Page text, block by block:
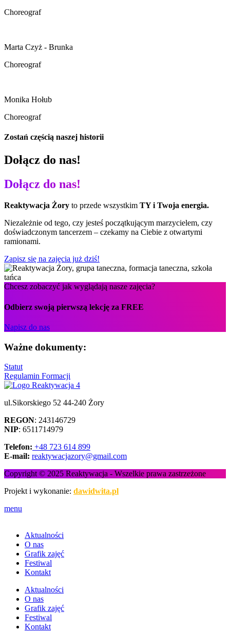
Choreograf
Marta Czyż - Brunka
Choreograf
Monika Hołub
Choreograf
Zostań częścią naszej historii
Dołącz do nas!
Dołącz do nas!
Reaktywacja Żory to przede wszystkim TY i Twoja energia.
Niezależnie od tego, czy jesteś początkującym marzycielem, czy
doświadczonym tancerzem – czekamy na Ciebie z otwartymi
ramionami.
Zapisz się na zajęcia już dziś!
Chcesz zobaczyć jak wyglądają nasze zajęcia?
Odbierz swoją pierwszą lekcję za FREE
Napisz do nas
Ważne dokumenty:
Statut
Regulamin Formacji
ul.Sikorskiego 52 44-240 Żory
REGON: 243146729
NIP: 6511714979
Telefon: +48 723 614 899
E-mail: reaktywacjazory@gmail.com
Copyright © 2025 Reaktywacja - Wszelkie prawa zastrzeżone
Projekt i wykonanie: dawidwita.pl
menu
Aktualności
O nas
Grafik zajęć
Festiwal
Kontakt
Aktualności
O nas
Grafik zajęć
Festiwal
Kontakt